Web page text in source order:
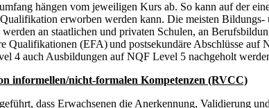
hängen vom jeweiligen Kurs ab. So kann auf der
erworben werden kann. Die meisten
an staatlichen und privaten Schulen, an
Qualifikationen (EFA)und postsekundäre Abschlüsse
4 auch Ausbildungen auf NQF Level 5 nachgeholt
informellen/nicht-formalen Kompetenzen (RVCC)
dass Erwachsenen die Anerkennung, Validierung